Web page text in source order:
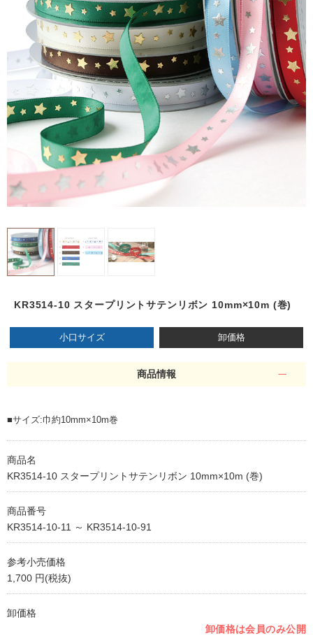
KR3514-10 スタープリントサテンリボン 10mm×10m (巻)
小口サイズ 卸価格
商品情報
■サイズ:巾約10mm×10m巻
商品名
KR3514-10 スタープリントサテンリボン 10mm×10m (巻)
商品番号
KR3514-10-11 ～ KR3514-10-91
参考小売価格
1,700 円(税抜)
卸価格
卸価格は会員のみ公開